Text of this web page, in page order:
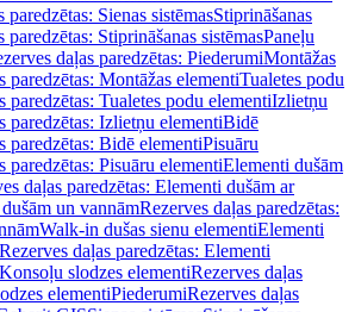
paredzētas: Sienas sistēmasStiprināšanas
paredzētas: Stiprināšanas sistēmasPaneļu
daļas paredzētas: PiederumiMontāžas
paredzētas: Montāžas elementiTualetes podu
paredzētas: Tualetes podu elementiIzlietņu
paredzētas: Izlietņu elementiBidē
paredzētas: Bidē elementiPisuāru
paredzētas: Pisuāru elementiElementi dušām
daļas paredzētas: Elementi dušām ar
un vannāmRezerves daļas paredzētas:
Walk-in dušas sienu elementiElementi
Rezerves daļas paredzētas: Elementi
Konsoļu slodzes elementiRezerves daļas
elementiPiederumiRezerves daļas